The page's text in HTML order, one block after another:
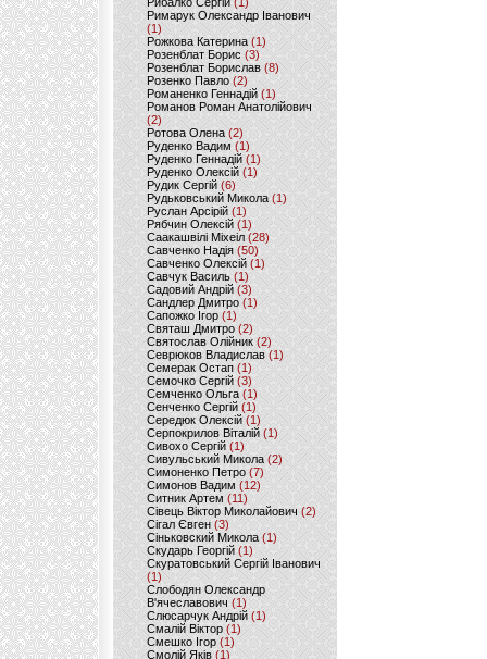
Римарук Олександр Іванович
(1)
Рожкова Катерина(1)
Розенблат Борис (3)
Розенблат Борислав (8)
Розенко Павло (2)
Романенко Геннадій (1)
Романов Роман Анатолійович
(2)
Ротова Олена(2)
Руденко Вадим (1)
Руденко Геннадій (1)
Руденко Олексій(1)
Рудик Сергій(6)
Рудьковський Микола (1)
Руслан Арсірій(1)
Рябчин Олексій (1)
Саакашвілі Міхеіл(28)
Савченко Надія (50)
Савченко Олексій(1)
Савчук Василь (1)
Садовий Андрій (3)
Сандлер Дмитро(1)
Сапожко Ігор(1)
Святаш Дмитро (2)
Святослав Олійник (2)
Севрюков Владислав (1)
Семерак Остап (1)
Семочко Сергій (3)
Семченко Ольга (1)
Сенченко Сергій(1)
Середюк Олексій(1)
Серпокрилов Віталій(1)
Сивохо Сергій(1)
Сивульський Микола(2)
Симоненко Петро(7)
Симонов Вадим (12)
Ситник Артем(11)
Сівець Віктор Миколайович(2)
Сігал Євген (3)
Сіньковский Микола(1)
Скударь Георгій (1)
Скуратовський Сергій Іванович
(1)
Слободян Олександр
В'ячеславович(1)
Слюсарчук Андрій(1)
Смалій Віктор (1)
Смешко Ігор (1)
Смолій Яків (1)